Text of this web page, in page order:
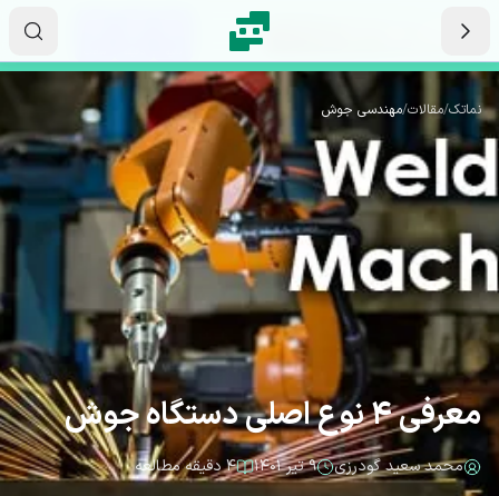
نماتک/مقالات/مهندسی جوش
معرفی 4 نوع اصلی دستگاه جوش
محمد سعید گودرزی ۹ تیر ۱۴۰۱ ۴ دقیقه مطالعه